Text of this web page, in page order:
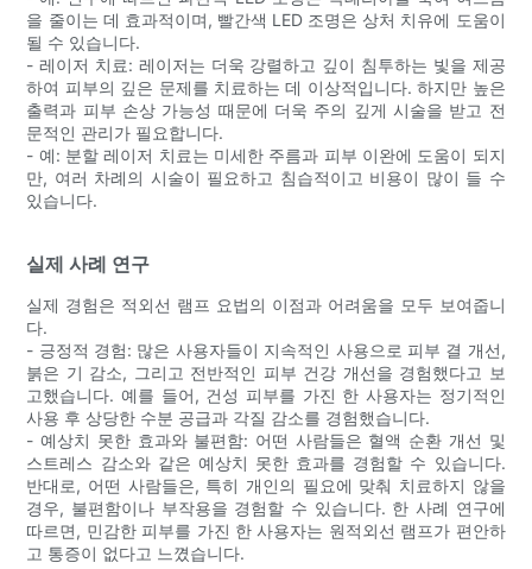
을 줄이는 데 효과적이며, 빨간색 LED 조명은 상처 치유에 도움이
될 수 있습니다.
- 레이저 치료: 레이저는 더욱 강렬하고 깊이 침투하는 빛을 제공
하여 피부의 깊은 문제를 치료하는 데 이상적입니다. 하지만 높은
출력과 피부 손상 가능성 때문에 더욱 주의 깊게 시술을 받고 전
문적인 관리가 필요합니다.
- 예: 분할 레이저 치료는 미세한 주름과 피부 이완에 도움이 되지
만, 여러 차례의 시술이 필요하고 침습적이고 비용이 많이 들 수
있습니다.
실제 사례 연구
실제 경험은 적외선 램프 요법의 이점과 어려움을 모두 보여줍니
다.
- 긍정적 경험: 많은 사용자들이 지속적인 사용으로 피부 결 개선,
붉은 기 감소, 그리고 전반적인 피부 건강 개선을 경험했다고 보
고했습니다. 예를 들어, 건성 피부를 가진 한 사용자는 정기적인
사용 후 상당한 수분 공급과 각질 감소를 경험했습니다.
- 예상치 못한 효과와 불편함: 어떤 사람들은 혈액 순환 개선 및
스트레스 감소와 같은 예상치 못한 효과를 경험할 수 있습니다.
반대로, 어떤 사람들은, 특히 개인의 필요에 맞춰 치료하지 않을
경우, 불편함이나 부작용을 경험할 수 있습니다. 한 사례 연구에
따르면, 민감한 피부를 가진 한 사용자는 원적외선 램프가 편안하
고 통증이 없다고 느꼈습니다.